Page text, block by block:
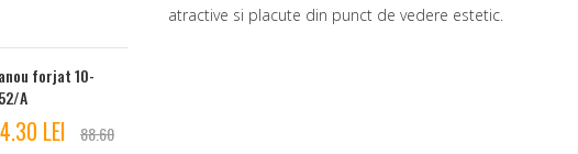
forjat 10-
A
LEI 88.60
atractive si placute din punct de vedere estetic.